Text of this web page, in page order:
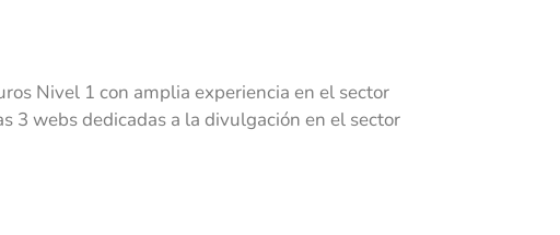
Nivel 1 con amplia experiencia en el sector
3 webs dedicadas a la divulgación en el sector